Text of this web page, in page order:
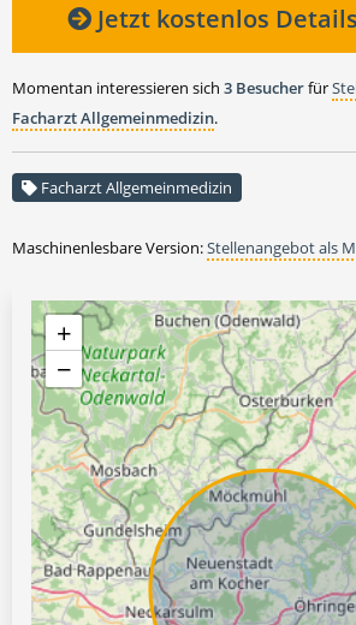
Jetzt kostenlos
Momentan interessieren sich 3 Besucherfür
Facharzt Allgemeinmedizin.
Facharzt Allgemeinmedizin
Maschinenlesbare Version:Stellenangebot als
+
−